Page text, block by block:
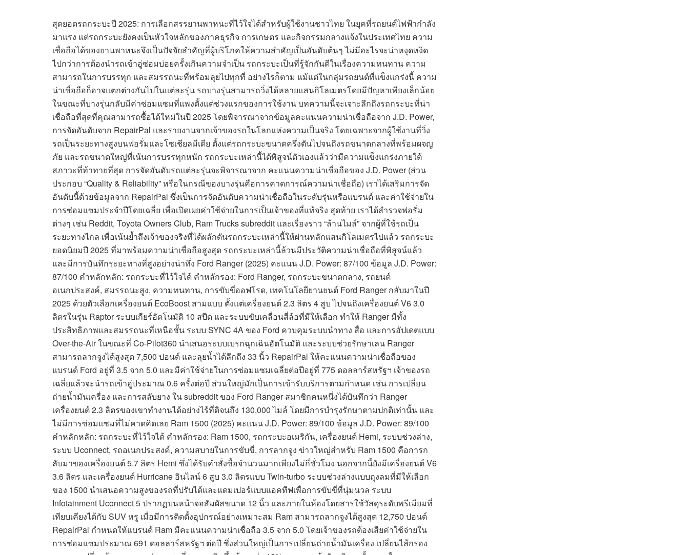
สุดยอดรถกระบะปี 2025: การเลือกสรรยานพาหนะที่ไว้ใจได้สำหรับผู้ใช้งานชาวไทย ในยุคที่รถยนต์ไฟฟ้ากำลัง
มาแรง แต่รถกระบะยังคงเป็นหัวใจหลักของภาคธุรกิจ การเกษตร และกิจกรรมกลางแจ้งในประเทศไทย ความ
เชื่อถือได้ของยานพาหนะจึงเป็นปัจจัยสำคัญที่ผู้บริโภคให้ความสำคัญเป็นอันดับต้นๆ ไม่มีอะไรจะน่าหงุดหงิด
ไปกว่าการต้องนำรถเข้าอู่ซ่อมบ่อยครั้งเกินความจำเป็น รถกระบะเป็นที่รู้จักกันดีในเรื่องความทนทาน ความ
สามารถในการบรรทุก และสมรรถนะที่พร้อมลุยไปทุกที่ อย่างไรก็ตาม แม้แต่ในกลุ่มรถยนต์ที่แข็งแกร่งนี้ ความ
น่าเชื่อถือก็อาจแตกต่างกันไปในแต่ละรุ่น รถบางรุ่นสามารถวิ่งได้หลายแสนกิโลเมตรโดยมีปัญหาเพียงเล็กน้อย
ในขณะที่บางรุ่นกลับมีค่าซ่อมแซมที่แพงตั้งแต่ช่วงแรกของการใช้งาน บทความนี้จะเจาะลึกถึงรถกระบะที่น่า
เชื่อถือที่สุดที่คุณสามารถซื้อได้ใหม่ในปี 2025 โดยพิจารณาจากข้อมูลคะแนนความน่าเชื่อถือจาก J.D. Power,
การจัดอันดับจาก RepairPal และรายงานจากเจ้าของรถในโลกแห่งความเป็นจริง โดยเฉพาะจากผู้ใช้งานที่วิ่ง
รถเป็นระยะทางสูงบนฟอรั่มและโซเชียลมีเดีย ตั้งแต่รถกระบะขนาดครึ่งตันไปจนถึงรถขนาดกลางที่พร้อมผจญ
ภัย และรถขนาดใหญ่ที่เน้นการบรรทุกหนัก รถกระบะเหล่านี้ได้พิสูจน์ตัวเองแล้วว่ามีความแข็งแกร่งภายใต้
สภาวะที่ท้าทายที่สุด การจัดอันดับรถแต่ละรุ่นจะพิจารณาจาก คะแนนความน่าเชื่อถือของ J.D. Power (ส่วน
ประกอบ “Quality & Reliability” หรือในกรณีของบางรุ่นคือการคาดการณ์ความน่าเชื่อถือ) เราได้เสริมการจัด
อันดับนี้ด้วยข้อมูลจาก RepairPal ซึ่งเป็นการจัดอันดับความน่าเชื่อถือในระดับรุ่นหรือแบรนด์ และค่าใช้จ่ายใน
การซ่อมแซมประจำปีโดยเฉลี่ย เพื่อเปิดเผยค่าใช้จ่ายในการเป็นเจ้าของที่แท้จริง สุดท้าย เราได้สำรวจฟอรั่ม
ต่างๆ เช่น Reddit, Toyota Owners Club, Ram Trucks subreddit และเรื่องราว “ล้านไมล์” จากผู้ที่ใช้รถเป็น
ระยะทางไกล เพื่อเน้นย้ำถึงเจ้าของจริงที่ได้ผลักดันรถกระบะเหล่านี้ให้ผ่านหลักแสนกิโลเมตรไปแล้ว รถกระบะ
ยอดนิยมปี 2025 ที่มาพร้อมความน่าเชื่อถือสูงสุด รถกระบะเหล่านี้ล้วนมีประวัติความน่าเชื่อถือที่พิสูจน์แล้ว
และมีการบันทึกระยะทางที่สูงอย่างน่าทึ่ง Ford Ranger (2025) คะแนน J.D. Power: 87/100 ข้อมูล J.D. Power:
87/100 คำหลักหลัก: รถกระบะที่ไว้ใจได้ คำหลักรอง: Ford Ranger, รถกระบะขนาดกลาง, รถยนต์
อเนกประสงค์, สมรรถนะสูง, ความทนทาน, การขับขี่ออฟโรด, เทคโนโลยียานยนต์ Ford Ranger กลับมาในปี
2025 ด้วยตัวเลือกเครื่องยนต์ EcoBoost สามแบบ ตั้งแต่เครื่องยนต์ 2.3 ลิตร 4 สูบ ไปจนถึงเครื่องยนต์ V6 3.0
ลิตรในรุ่น Raptor ระบบเกียร์อัตโนมัติ 10 สปีด และระบบขับเคลื่อนสี่ล้อที่มีให้เลือก ทำให้ Ranger มีทั้ง
ประสิทธิภาพและสมรรถนะที่เหนือชั้น ระบบ SYNC 4A ของ Ford ควบคุมระบบนำทาง สื่อ และการอัปเดตแบบ
Over-the-Air ในขณะที่ Co-Pilot360 นำเสนอระบบเบรกฉุกเฉินอัตโนมัติ และระบบช่วยรักษาเลน Ranger
สามารถลากจูงได้สูงสุด 7,500 ปอนด์ และลุยน้ำได้ลึกถึง 33 นิ้ว RepairPal ให้คะแนนความน่าเชื่อถือของ
แบรนด์ Ford อยู่ที่ 3.5 จาก 5.0 และมีค่าใช้จ่ายในการซ่อมแซมเฉลี่ยต่อปีอยู่ที่ 775 ดอลลาร์สหรัฐฯ เจ้าของรถ
เฉลี่ยแล้วจะนำรถเข้าอู่ประมาณ 0.6 ครั้งต่อปี ส่วนใหญ่มักเป็นการเข้ารับบริการตามกำหนด เช่น การเปลี่ยน
ถ่ายน้ำมันเครื่อง และการสลับยาง ใน subreddit ของ Ford Ranger สมาชิกคนหนึ่งได้บันทึกว่า Ranger
เครื่องยนต์ 2.3 ลิตรของเขาทำงานได้อย่างไร้ที่ติจนถึง 130,000 ไมล์ โดยมีการบำรุงรักษาตามปกติเท่านั้น และ
ไม่มีการซ่อมแซมที่ไม่คาดคิดเลย Ram 1500 (2025) คะแนน J.D. Power: 89/100 ข้อมูล J.D. Power: 89/100
คำหลักหลัก: รถกระบะที่ไว้ใจได้ คำหลักรอง: Ram 1500, รถกระบะอเมริกัน, เครื่องยนต์ Hemi, ระบบช่วงล่าง,
ระบบ Uconnect, รถอเนกประสงค์, ความสบายในการขับขี่, การลากจูง ข่าวใหญ่สำหรับ Ram 1500 คือการก
ลับมาของเครื่องยนต์ 5.7 ลิตร Hemi ซึ่งได้รับคำสั่งซื้อจำนวนมากเพียงไม่กี่ชั่วโมง นอกจากนี้ยังมีเครื่องยนต์ V6
3.6 ลิตร และเครื่องยนต์ Hurricane อินไลน์ 6 สูบ 3.0 ลิตรแบบ Twin-turbo ระบบช่วงล่างแบบถุงลมที่มีให้เลือก
ของ 1500 นำเสนอความสูงของรถที่ปรับได้และแดมเปอร์แบบแอคทีฟเพื่อการขับขี่ที่นุ่มนวล ระบบ
Infotainment Uconnect 5 ปรากฏบนหน้าจอสัมผัสขนาด 12 นิ้ว และภายในห้องโดยสารใช้วัสดุระดับพรีเมียมที่
เทียบเคียงได้กับ SUV หรู เมื่อมีการติดตั้งอุปกรณ์อย่างเหมาะสม Ram สามารถลากจูงได้สูงสุด 12,750 ปอนด์
RepairPal กำหนดให้แบรนด์ Ram มีคะแนนความน่าเชื่อถือ 3.5 จาก 5.0 โดยเจ้าของรถต้องเสียค่าใช้จ่ายใน
การซ่อมแซมประมาณ 691 ดอลลาร์สหรัฐฯ ต่อปี ซึ่งส่วนใหญ่เป็นการเปลี่ยนถ่ายน้ำมันเครื่อง เปลี่ยนไส้กรอง